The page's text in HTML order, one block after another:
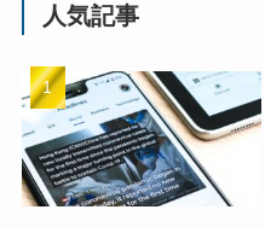
人気記事